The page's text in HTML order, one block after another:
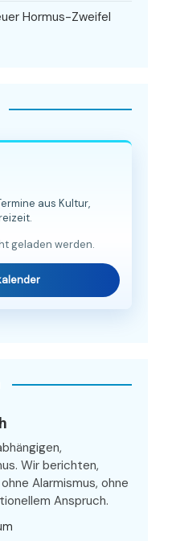
Hormus-Zweifel
aus Kultur,
geladen werden.
Wir berichten,
Alarmismus, ohne
Anspruch.